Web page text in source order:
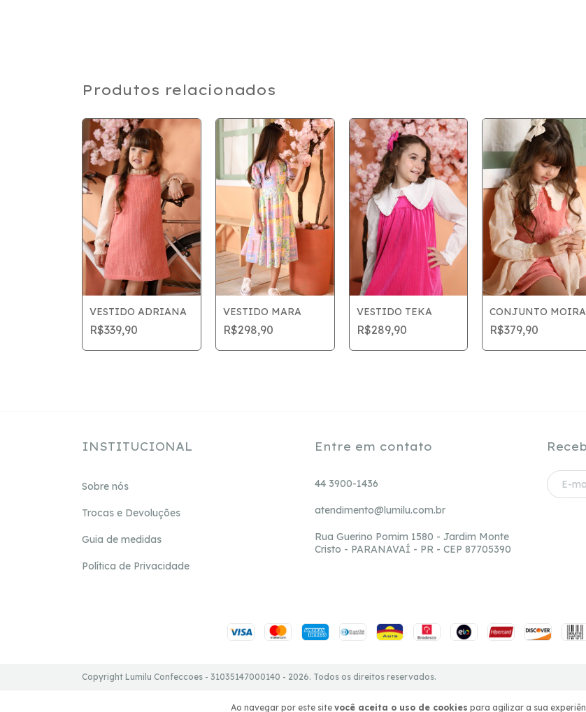
Ao navegar por este site você aceita o uso de cookies para agilizar a sua
Produtos relacionados
VESTIDO ADRIANA
R$339,90
VESTIDO MARA
R$298,90
VESTIDO TEKA
R$289,90
CONJUNTO MOIRA
R$379,90
INSTITUCIONAL
Sobre nós
Trocas e Devoluções
Guia de medidas
Política de Privacidade
Entre em contato
44 3900-1436
atendimento@lumilu.com.br
Rua Guerino Pomim 1580 - Jardim Monte
Cristo - PARANAVAÍ - PR - CEP 87705390
Copyright Lumilu Confeccoes - 31035147000140 - 2026. Todos os direitos reservados.